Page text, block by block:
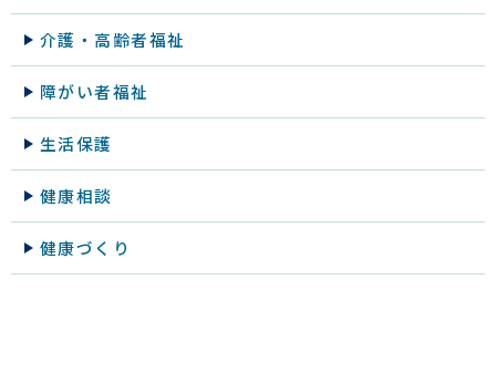
介護・高齢者福祉
障がい者福祉
生活保護
健康相談
健康づくり